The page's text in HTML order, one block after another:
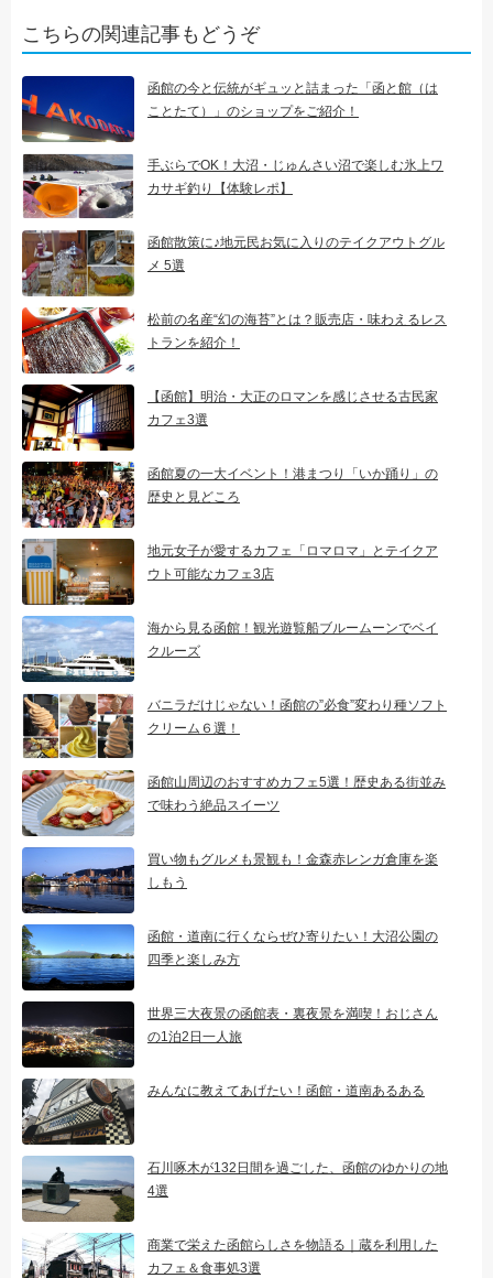
こちらの関連記事もどうぞ
函館の今と伝統がギュッと詰まった「函と館（は
ことたて）」のショップをご紹介！
手ぶらでOK！大沼・じゅんさい沼で楽しむ氷上ワ
カサギ釣り【体験レポ】
函館散策に♪地元民お気に入りのテイクアウトグル
メ 5選
松前の名産“幻の海苔”とは？販売店・味わえるレス
トランを紹介！
【函館】明治・大正のロマンを感じさせる古民家
カフェ3選
函館夏の一大イベント！港まつり「いか踊り」の
歴史と見どころ
地元女子が愛するカフェ「ロマロマ」とテイクア
ウト可能なカフェ3店
海から見る函館！観光遊覧船ブルームーンでベイ
クルーズ
バニラだけじゃない！函館の”必食”変わり種ソフト
クリーム６選！
函館山周辺のおすすめカフェ5選！歴史ある街並み
で味わう絶品スイーツ
買い物もグルメも景観も！金森赤レンガ倉庫を楽
しもう
函館・道南に行くならぜひ寄りたい！大沼公園の
四季と楽しみ方
世界三大夜景の函館表・裏夜景を満喫！おじさん
の1泊2日一人旅
みんなに教えてあげたい！函館・道南あるある
石川啄木が132日間を過ごした、函館のゆかりの地
4選
商業で栄えた函館らしさを物語る｜蔵を利用した
カフェ＆食事処3選